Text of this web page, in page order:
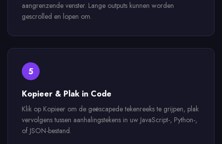
aangrenzende venster. Lange outputs kunnen worden
gescrolled en lopen om.
5
Kopieer & Plak in Code
Klik op Kopieer om de geëscapede tekenreeks te grijpen, plak
vervolgens tussen aanhalingstekens in uw JavaScript-, Python-,
of JSON-bestand.